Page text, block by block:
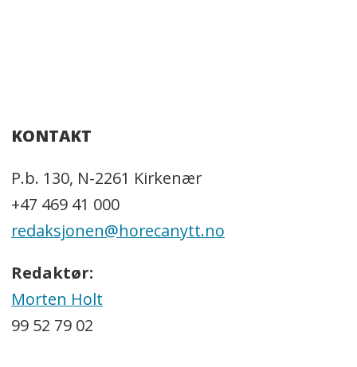
KONTAKT
P.b. 130, N-2261 Kirkenær
+47 469 41 000
redaksjonen@horecanytt.no
Redaktør:
Morten Holt
99 52 79 02